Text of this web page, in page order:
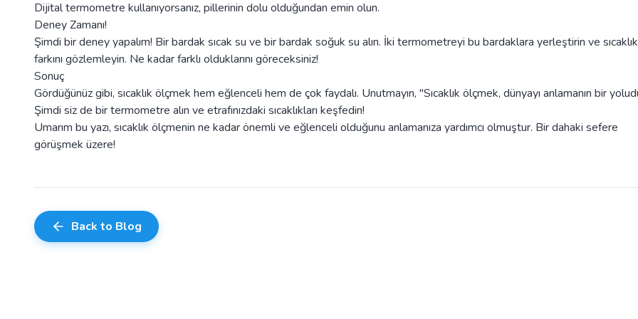
Dijital termometre kullanıyorsanız, pillerinin dolu olduğundan emin olun.
Deney Zamanı!
Şimdi bir deney yapalım! Bir bardak sıcak su ve bir bardak soğuk su alın. İki termometreyi bu bardaklara yerleştirin ve sıcaklık
farkını gözlemleyin. Ne kadar farklı olduklarını göreceksiniz!
Sonuç
Gördüğünüz gibi, sıcaklık ölçmek hem eğlenceli hem de çok faydalı. Unutmayın, "Sıcaklık ölçmek, dünyayı anlamanın bir
Şimdi siz de bir termometre alın ve etrafınızdaki sıcaklıkları keşfedin!
Umarım bu yazı, sıcaklık ölçmenin ne kadar önemli ve eğlenceli olduğunu anlamanıza yardımcı olmuştur. Bir dahaki sefere
görüşmek üzere!
Back to Blog